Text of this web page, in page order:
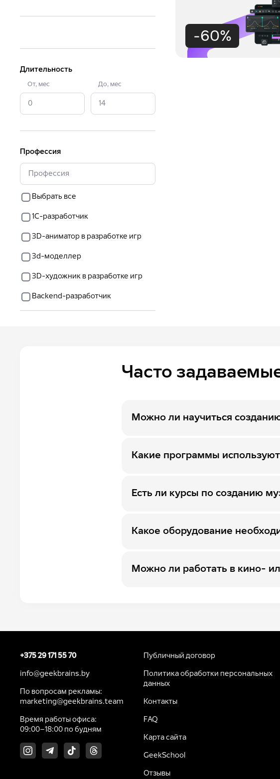
Длительность
От, мес До, мес
Профессия
Выбрать все
1С-разработчик
3D-аниматор в разработке игр
3d-моделлер
3D-художник в разработке игр
Backеnd-разработчик
Графический дизайнер
Дизайнер интерьеров
Дизайнер одежды
Интернет-маркетолог
Ландшафтный дизайнер
-60%
Часто
Можно ли научиться
Какие программы
Есть ли курсы по созданию
Какое оборудование
Можно ли работать в кино-
+375 29 171 55 70
info@geekbrains.by
По вопросам рекламы:
marketing@geekbrains.team
Время работы офиса:
09:00–18:00 по будням
Публичный договор
Политика обработки персональных
данных
Контакты
FAQ
Карта сайта
GeekSchool
Отзывы